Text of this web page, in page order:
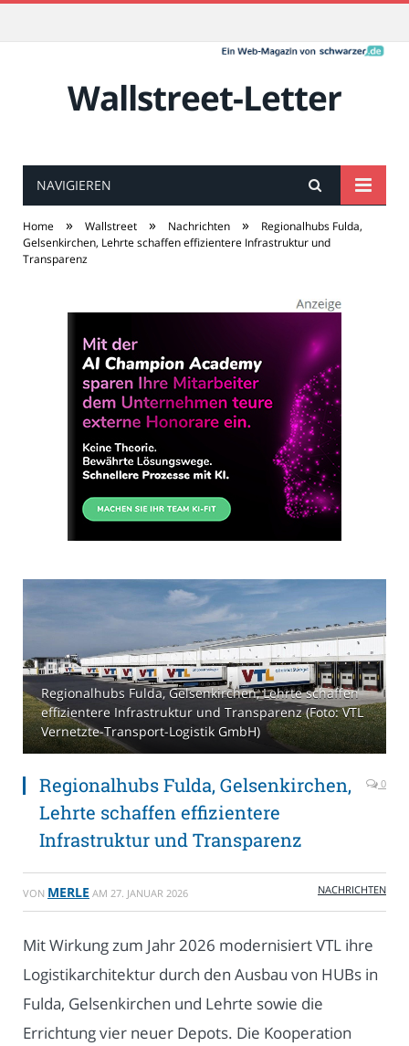
Wallstreet-Letter
NAVIGIEREN
Home » Wallstreet » Nachrichten »
Regionalhubs Fulda,
Gelsenkirchen, Lehrte schaffen effizientere Infrastruktur und
Transparenz
Regionalhubs Fulda, Gelsenkirchen, Lehrte schaffen
effizientere Infrastruktur und Transparenz (Foto: VTL
Vernetzte-Transport-Logistik GmbH)
Regionalhubs Fulda, Gelsenkirchen,
Lehrte schaffen effizientere
Infrastruktur und Transparenz
0
VON MERLE AM 27. JANUAR 2026 NACHRICHTEN
Mit Wirkung zum Jahr 2026 modernisiert VTL ihre
Logistikarchitektur durch den Ausbau von HUBs in
Fulda, Gelsenkirchen und Lehrte sowie die
Errichtung vier neuer Depots. Die Kooperation